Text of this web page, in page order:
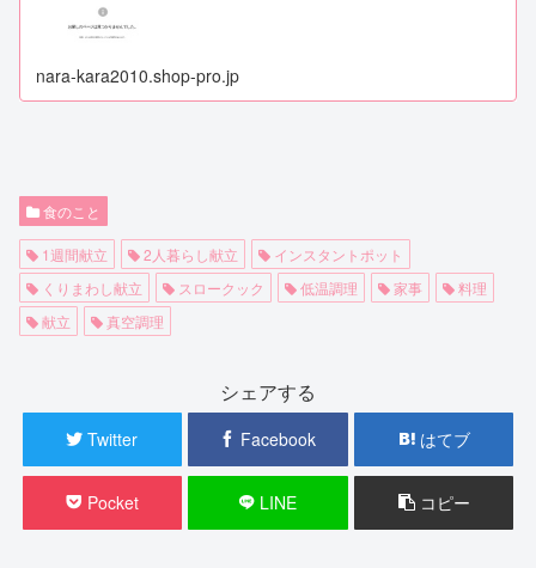
nara-kara2010.shop-pro.jp
食のこと
1週間献立 2人暮らし献立
インスタントポット
くりまわし献立
スロークック 低温調理 家事
料理
献立
真空調理
シェアする
Twitter Facebook はてブ
Pocket LINE コピー